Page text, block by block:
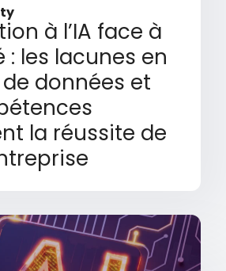
à l’IA face à
: les lacunes en
données et
la réussite de